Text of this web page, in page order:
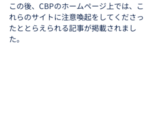
この後、CBPのホームページ上では、こ
れらのサイトに注意喚起をしてくださっ
たととらえられる記事が掲載されまし
た。